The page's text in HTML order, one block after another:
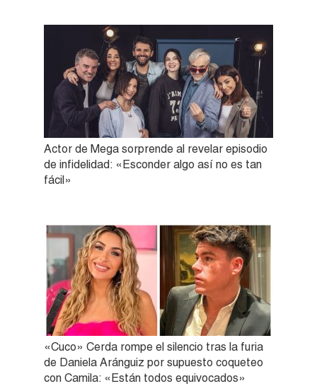
Actor de Mega sorprende al revelar episodio
de infidelidad: «Esconder algo así no es tan
fácil»
«Cuco» Cerda rompe el silencio tras la furia
de Daniela Aránguiz por supuesto coqueteo
con Camila: «Están todos equivocados»